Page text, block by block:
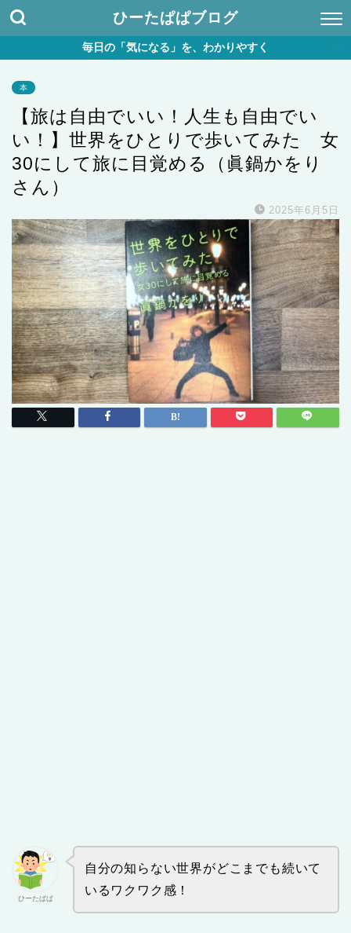
ひーたぱぱブログ
毎日の「気になる」を、わかりやすく
本
【旅は自由でいい！人生も自由でい
い！】世界をひとりで歩いてみた 女
30にして旅に目覚める（眞鍋かをり
さん）
2025年6月5日
ひーたぱぱ
自分の知らない世界がどこまでも続いて
いるワクワク感！